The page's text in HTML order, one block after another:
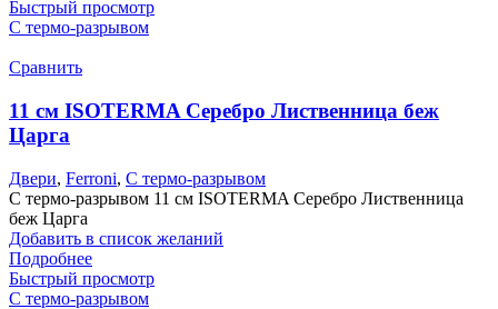
Быстрый просмотр
С термо-разрывом
Сравнить
11 см ISOTERMA Серебро Лиственница беж
Царга
Двери, Ferroni, С термо-разрывом
С термо-разрывом 11 см ISOTERMA Серебро Лиственница
беж Царга
Добавить в список желаний
Подробнее
Быстрый просмотр
С термо-разрывом